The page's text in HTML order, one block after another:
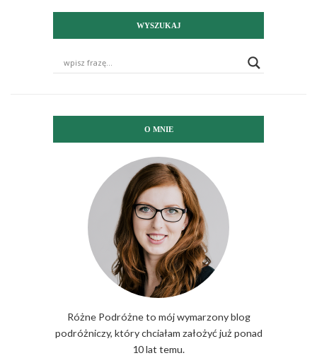
WYSZUKAJ
O MNIE
Różne Podróżne to mój wymarzony blog
podróżniczy, który chciałam założyć już ponad
10 lat temu.